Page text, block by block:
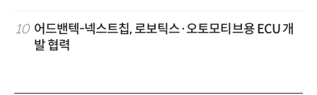
10 어드밴텍-넥스트칩, 로보틱스·오토모티브용 ECU 개
발 협력